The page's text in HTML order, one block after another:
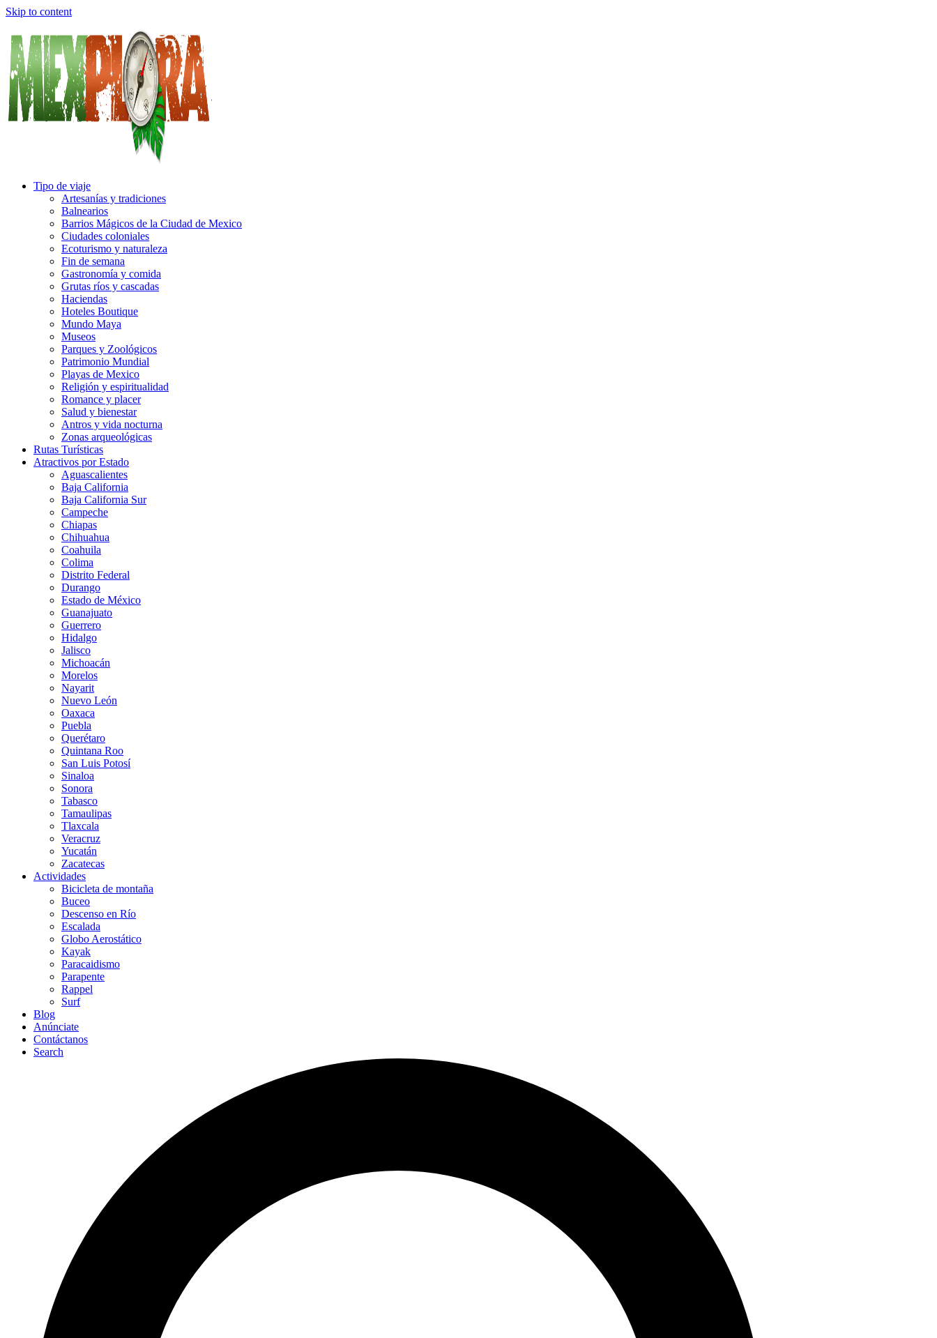
Skip to content
Tipo de viaje
Artesanías y tradiciones
Balnearios
Barrios Mágicos de la Ciudad de Mexico
Ciudades coloniales
Ecoturismo y naturaleza
Fin de semana
Gastronomía y comida
Grutas ríos y cascadas
Haciendas
Hoteles Boutique
Mundo Maya
Museos
Parques y Zoológicos
Patrimonio Mundial
Playas de Mexico
Religión y espiritualidad
Romance y placer
Salud y bienestar
Antros y vida nocturna
Zonas arqueológicas
Rutas Turísticas
Atractivos por Estado
Aguascalientes
Baja California
Baja California Sur
Campeche
Chiapas
Chihuahua
Coahuila
Colima
Distrito Federal
Durango
Estado de México
Guanajuato
Guerrero
Hidalgo
Jalisco
Michoacán
Morelos
Nayarit
Nuevo León
Oaxaca
Puebla
Querétaro
Quintana Roo
San Luis Potosí
Sinaloa
Sonora
Tabasco
Tamaulipas
Tlaxcala
Veracruz
Yucatán
Zacatecas
Actividades
Bicicleta de montaña
Buceo
Descenso en Río
Escalada
Globo Aerostático
Kayak
Paracaidismo
Parapente
Rappel
Surf
Blog
Anúnciate
Contáctanos
Search